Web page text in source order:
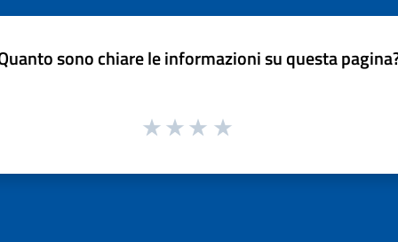
sono chiare le informazioni su questa